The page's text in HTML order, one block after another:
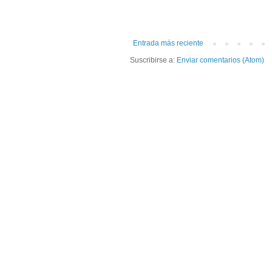
Entrada más reciente
Suscribirse a: Enviar comentarios (Atom)